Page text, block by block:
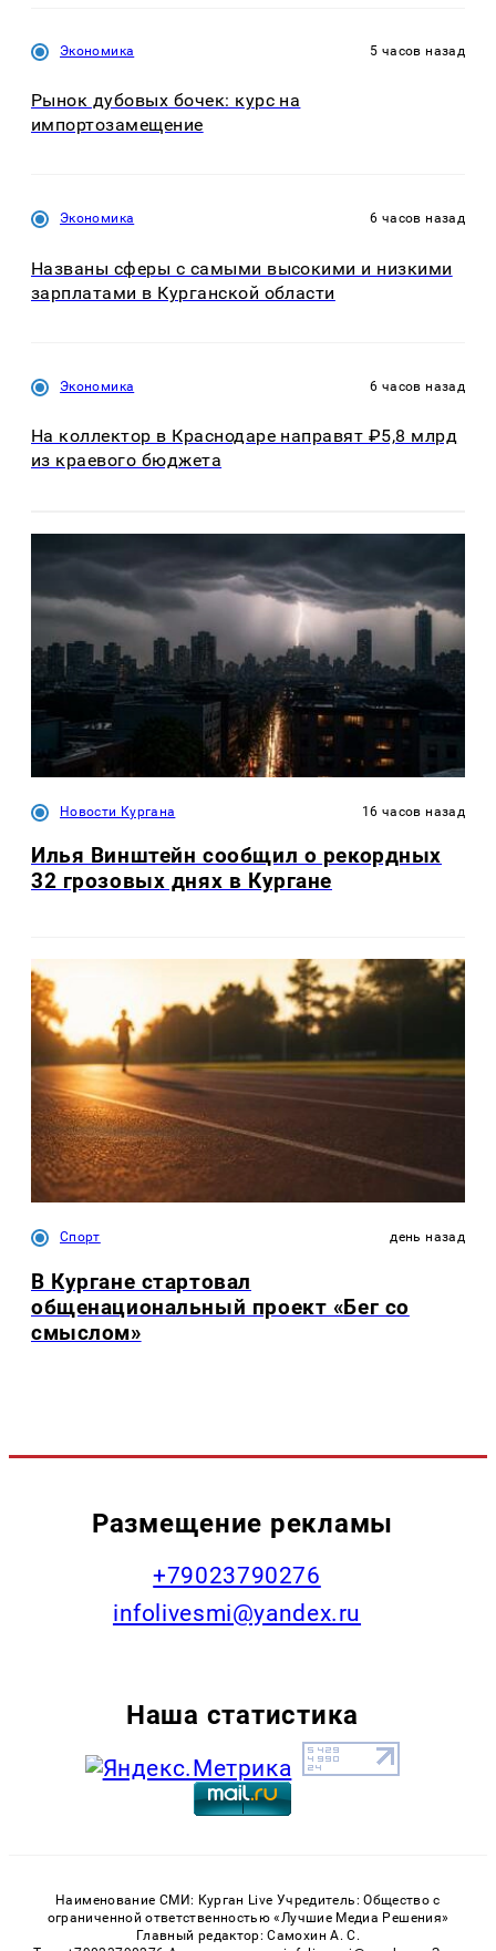
Экономика 5 часов назад
Рынок дубовых бочек: курс на
импортозамещение
Экономика 6 часов назад
Названы сферы с самыми высокими и низкими
зарплатами в Курганской области
Экономика 6 часов назад
На коллектор в Краснодаре направят ₽5,8 млрд
из краевого бюджета
Новости Кургана 16 часов назад
Илья Винштейн сообщил о рекордных
32 грозовых днях в Кургане
Спорт день назад
В Кургане стартовал
общенациональный проект «Бег со
смыслом»
Размещение рекламы
+79023790276
infolivesmi@yandex.ru
Наша статистика
Наименование СМИ: Курган Live Учредитель: Общество с
ограниченной ответственностью «Лучшие Медиа Решения»
Главный редактор: Самохин А. С.